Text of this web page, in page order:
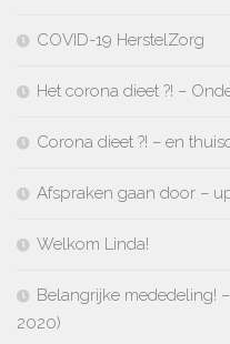
COVID-19 HerstelZorg
Het corona dieet ?! –
Corona dieet ?! – en
Afspraken gaan door –
Welkom Linda!
Belangrijke mededeling!
2020)